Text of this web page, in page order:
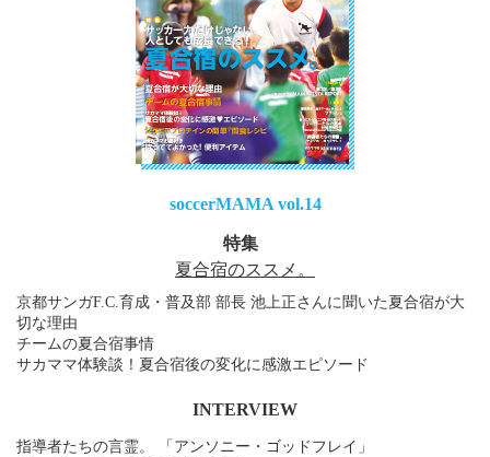
soccerMAMA vol.14
特集
夏合宿のススメ。
京都サンガF.C.育成・普及部 部長 池上正さんに聞いた夏合宿が大
切な理由
チームの夏合宿事情
サカママ体験談！夏合宿後の変化に感激エピソード
INTERVIEW
指導者たちの言霊。 「アンソニー・ゴッドフレイ」